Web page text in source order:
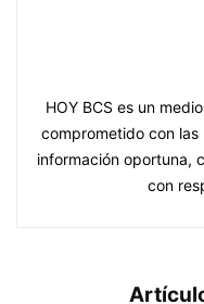
HOY BCS es un
comprometido con
información oportuna,
con